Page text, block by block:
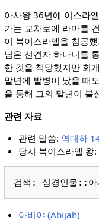
아사왕 36년에 이스라
가는 교차로에 라마를
이 북이스라엘을 침공
님은 선견자 하나니를
한 것을 책망했지만 회
말년에 발병이 났을 때
을 통해 그의 말년이 불
관련 자료
관련 말씀: 역대하
당시 북이스라엘 왕:
아비야 (Abijah)